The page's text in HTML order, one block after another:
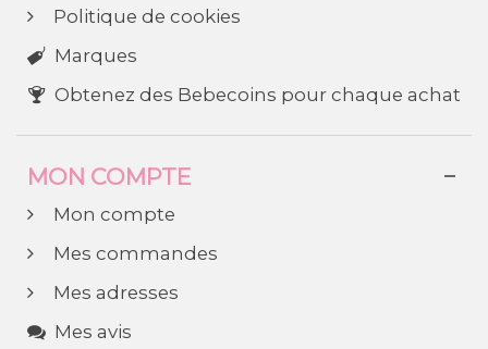
Politique de cookies
Marques
Obtenez des Bebecoins pour chaque achat
MON COMPTE
Mon compte
Mes commandes
Mes adresses
Mes avis